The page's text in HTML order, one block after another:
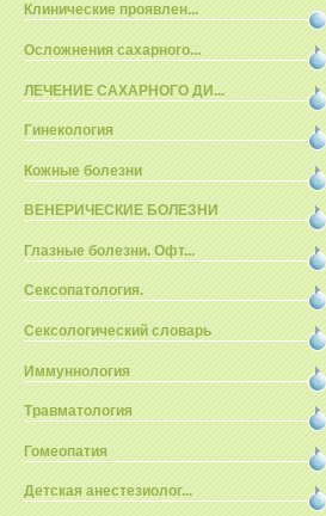
Клинические проявлен...
Осложнения сахарного...
ЛЕЧЕНИЕ САХАРНОГО ДИ...
Гинекология
Кожные болезни
ВЕНЕРИЧЕСКИЕ БОЛЕЗНИ
Глазные болезни. Офт...
Сексопатология.
Сексологический словарь
Иммуннология
Травматология
Гомеопатия
Детская анестезиолог...